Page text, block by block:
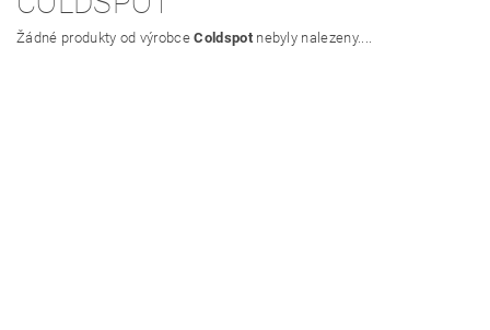
Žádné produkty od výrobceColdspotnebyly nalezeny....